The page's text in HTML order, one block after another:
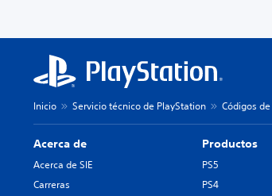
Inicio Servicio técnico de PlayStation Códigos
Acerca de
Acerca de SIE
Carreras
Productos
PS5
PS4